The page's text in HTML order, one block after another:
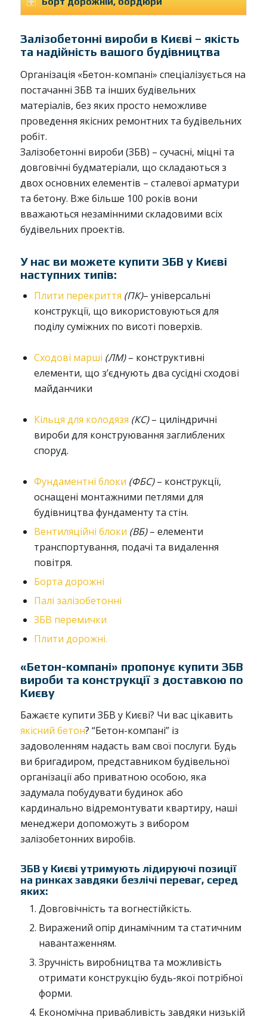
Залізобетонні вироби в Києві – якість
та надійність вашого будівництва
Організація «Бетон-компані» спеціалізується на
постачанні ЗБВ та інших будівельних
матеріалів, без яких просто неможливе
проведення якісних ремонтних та будівельних
робіт.
Залізобетонні вироби (ЗБВ) – сучасні, міцні та
довговічні будматеріали, що складаються з
двох основних елементів – сталевої арматури
та бетону. Вже більше 100 років вони
вважаються незамінними складовими всіх
будівельних проектів.
У нас ви можете купити ЗБВ у Києві
наступних типів:
Плити перекриття (ПК)– універсальні
конструкції, що використовуються для
поділу суміжних по висоті поверхів.
Сходові марші (ЛМ)– конструктивні
елементи, що з’єднують два сусідні сходові
майданчики
Кільця для колодязя (КС)– циліндричні
вироби для конструювання заглиблених
споруд.
Фундаментні блоки (ФБС)– конструкції,
оснащені монтажними петлями для
будівництва фундаменту та стін.
Вентиляційні блоки (ВБ)– елементи
транспортування, подачі та видалення
повітря.
Борта дорожні
Палі залізобетонні
ЗБВ перемички
Плити дорожні.
«Бетон-компані» пропонує купити ЗБВ
вироби та конструкції з доставкою по
Києву
Бажаєте купити ЗБВ у Києві? Чи вас цікавить
якісний бетон? “Бетон-компані” із
задоволенням надасть вам свої послуги. Будь
ви бригадиром, представником будівельної
організації або приватною особою, яка
задумала побудувати будинок або
кардинально відремонтувати квартиру, наші
менеджери допоможуть з вибором
залізобетонних виробів.
ЗБВ у Києві утримують лідируючі позиції
на ринках завдяки безлічі переваг, серед
яких:
Довговічність та вогнестійкість.
Виражений опір динамічним та статичним
навантаженням.
Зручність виробництва та можливість
отримати конструкцію будь-якої потрібної
форми.
Економічна привабливість завдяки низькій